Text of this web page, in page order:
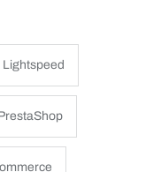
Lightspeed